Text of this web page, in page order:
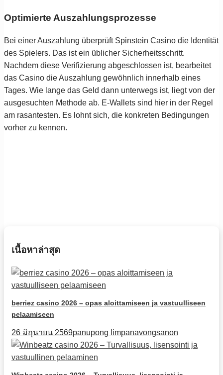
Optimierte Auszahlungsprozesse
Bei einer Auszahlung überprüft Spinstein Casino die Identität
des Spielers. Das ist ein üblicher Sicherheitsschritt.
Nachdem diese Verifizierung abgeschlossen ist, bearbeitet
das Casino die Auszahlung gewöhnlich innerhalb eines
Tages. Wie lange das Geld dann unterwegs ist, liegt von der
ausgesuchten Methode ab. E-Wallets sind hier in der Regel
am rasantesten. Es lohnt sich, die konkreten Bedingungen
vorher zu kennen.
เนื้อหาล่าสุด
berriez casino 2026 – opas aloittamiseen ja vastuulliseen
pelaamiseen
26 มิถุนายน 2569panupong limpanavongsanon